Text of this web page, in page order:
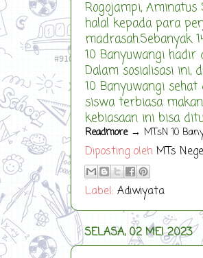
Rogojampi,
halal kepada para
madrasah.Sebanyak
10 Banyuwangi
Dalam sosialisasi ini,
10 Banyuwangi
siswa terbiasa
kebiasaan ini bisa
Readmore→ MTsN 10
Diposting oleh MTs
Label: Adiwiyata
SELASA, 02 MEI 2023